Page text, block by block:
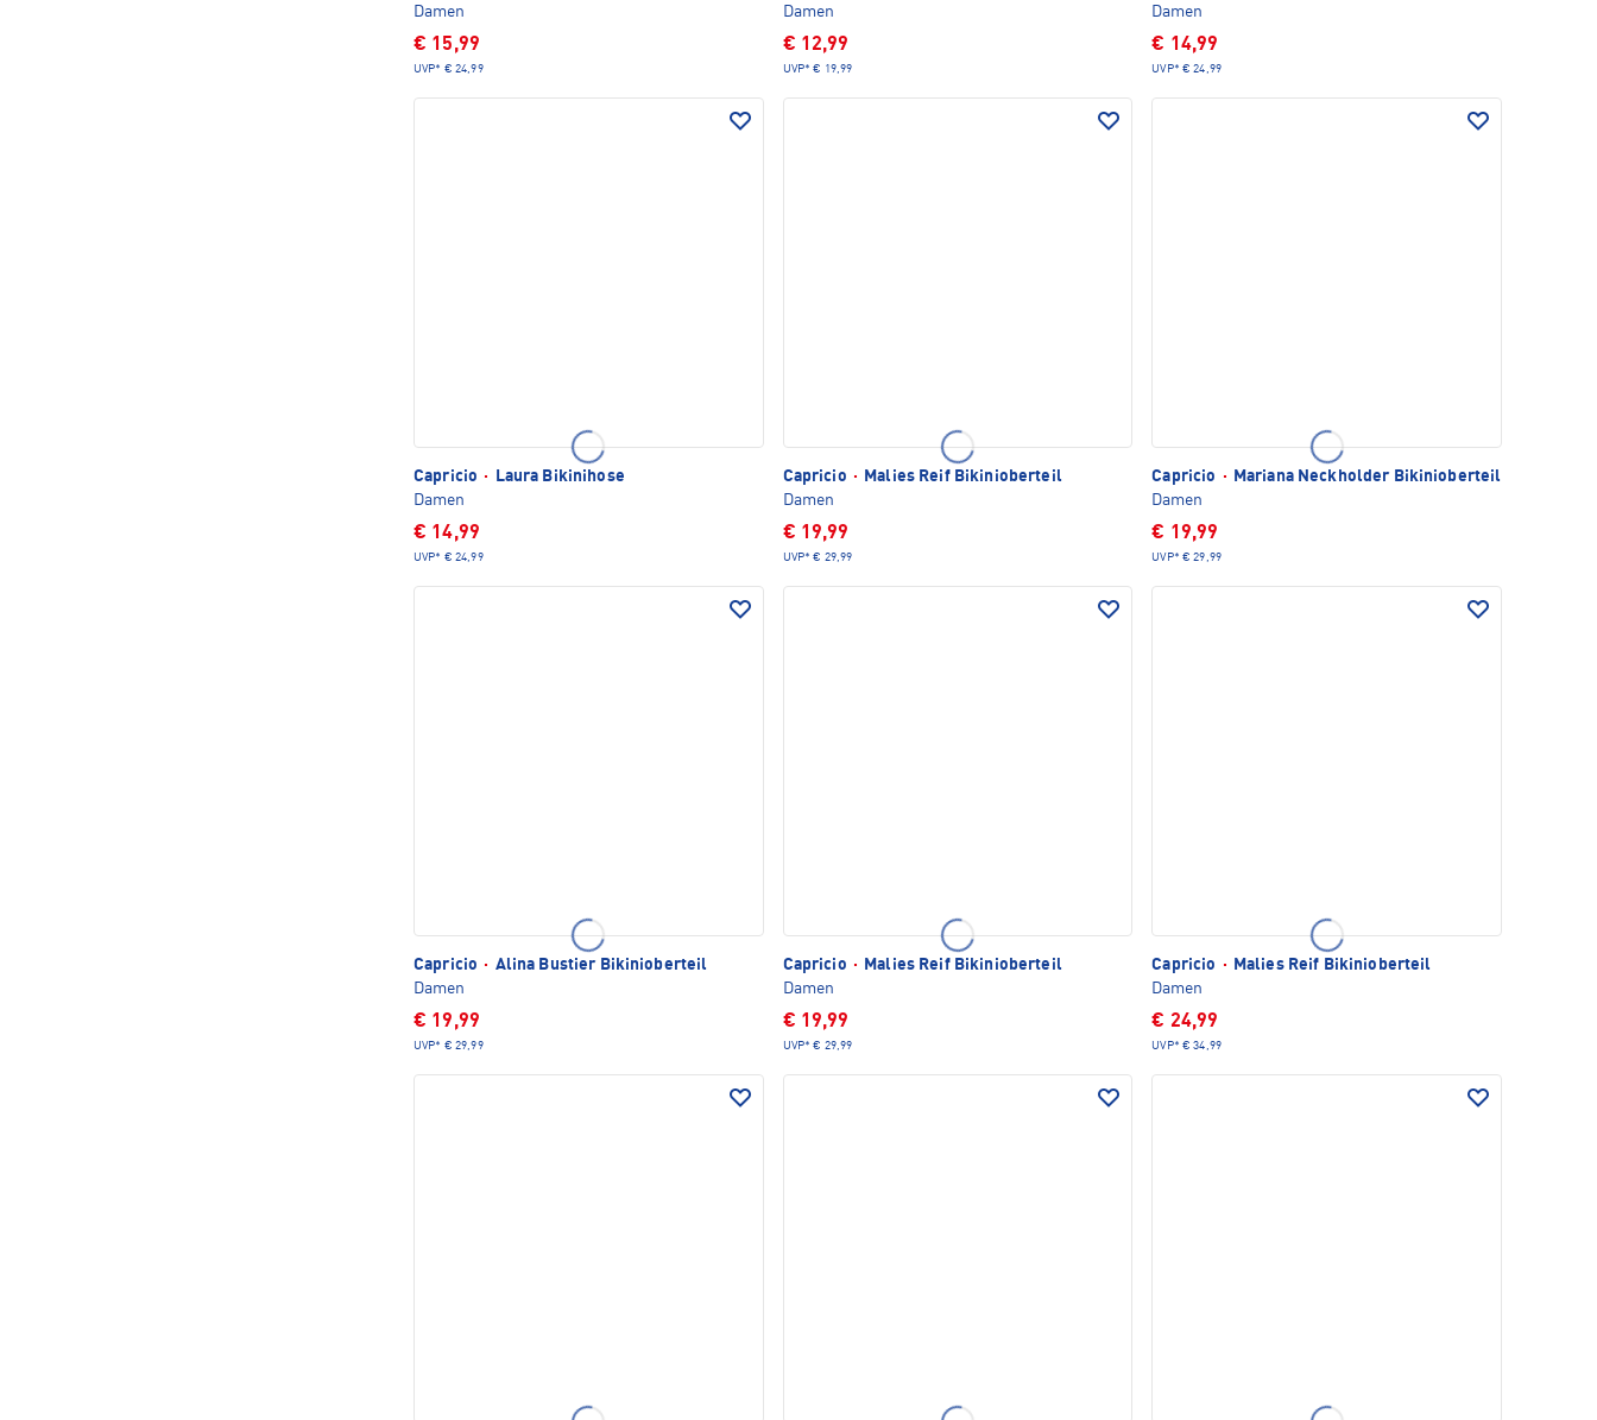
Damen
€ 15,99
UVP* € 24,99
Damen
€ 12,99
UVP* € 19,99
Damen
€ 14,99
UVP* € 24,99
Capricio ·
Laura Bikinihose
Damen
€ 14,99
UVP* € 24,99
Capricio ·
Malies Reif Bikinioberteil
Damen
€ 19,99
UVP* € 29,99
Capricio ·
Mariana Neckholder Bikinioberteil
Damen
€ 19,99
UVP* € 29,99
Capricio · Alina Bustier Bikinioberteil
Damen
€ 19,99
UVP* € 29,99
Capricio ·
Malies Reif Bikinioberteil
Damen
€ 19,99
UVP* € 29,99
Capricio ·
Malies Reif Bikinioberteil
Damen
€ 24,99
UVP* € 34,99